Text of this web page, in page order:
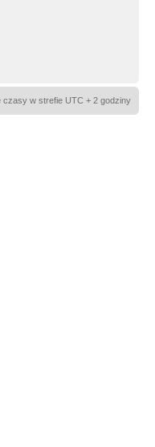
czasy w strefie UTC + 2 godziny